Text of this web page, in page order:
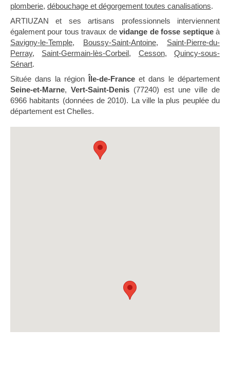
plomberie, débouchage et dégorgement toutes canalisations.
ARTIUZAN et ses artisans professionnels interviennent
également pour tous travaux devidange de fosse septiqueà
Savigny-le-Temple, Boussy-Saint-Antoine, Saint-Pierre-du-
Perray, Saint-Germain-lès-Corbeil, Cesson,Quincy-sous-
Sénart.
Située dans la région Île-de-France et dans le département
Seine-et-Marne,Vert-Saint-Denis (77240) est une ville de
6966 habitants (données de 2010). La ville la plus peuplée du
département est Chelles.